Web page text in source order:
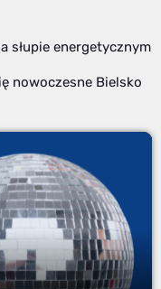
słupie energetycznym
nowoczesne Bielsko